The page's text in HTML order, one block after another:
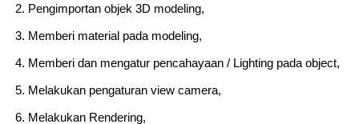
Pengimportan objek 3D modeling,
Memberi material pada modeling,
Memberi dan mengatur pencahayaan / Lighting pada object,
Melakukan pengaturan view camera,
Melakukan Rendering,